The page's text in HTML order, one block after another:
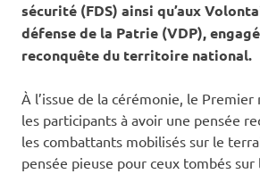
sécurité (FDS) ainsi qu’aux
défense de la Patrie (VDP),
reconquête du territoire national.
‎À l’issue de la cérémonie, le
les participants à avoir une pensée
les combattants mobilisés sur le
pensée pieuse pour ceux tombés sur